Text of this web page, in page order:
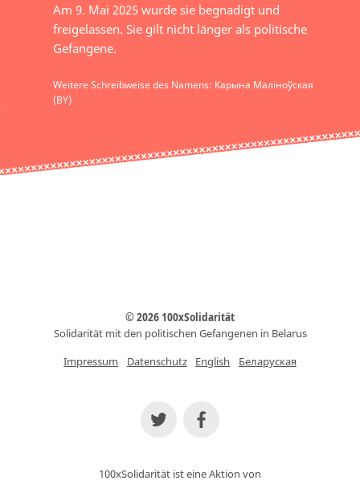
Am 9. Mai 2025 wurde sie begnadigt und
freigelassen. Sie gilt nicht länger als politische
Gefangene.
Weitere Schreibweise des Namens: Карына Маліноўская
(BY)
© 2026 100xSolidarität
Solidarität mit den politischen Gefangenen in Belarus
Impressum
Datenschutz English Беларуская
100xSolidarität ist eine Aktion von